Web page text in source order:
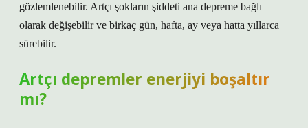
gözlemlenebilir. Artçı şokların şiddeti ana depreme bağlı
olarak değişebilir ve birkaç gün, hafta, ay veya hatta yıllarca
sürebilir.
Artçı depremler enerjiyi boşaltır
mı?